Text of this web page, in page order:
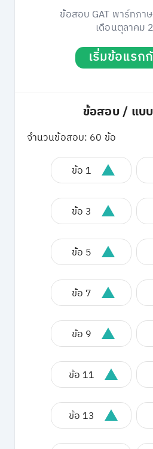
ข้อสอบ GAT พาร์ทภา
เดือนตุลาคม
เริ่มข้อแรก
ข้อสอบ / แบ
จำนวนข้อสอบ: 60 ข้อ
ข้อ 1
ข้อ 3
ข้อ 5
ข้อ 7
ข้อ 9
ข้อ 11
ข้อ 13